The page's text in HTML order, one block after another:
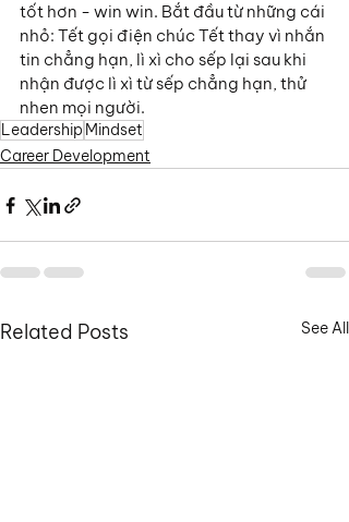
tốt hơn - win win. Bắt đầu từ những cái
nhỏ: Tết gọi điện chúc Tết thay vì nhắn
tin chẳng hạn, lì xì cho sếp lại sau khi
nhận được lì xì từ sếp chẳng hạn, thử
nhen mọi người.
Leadership Mindset
Career Development
Related Posts See All